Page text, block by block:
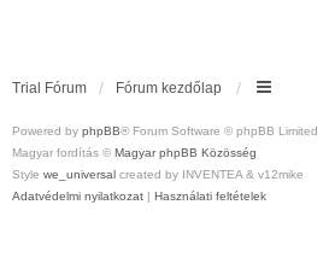
Trial Fórum Fórum kezdőlap
Powered by phpBB® Forum Software © phpBB Limited
Magyar fordítás © Magyar phpBB Közösség
Style we_universal created by INVENTEA & v12mike
Adatvédelmi nyilatkozat | Használati feltételek